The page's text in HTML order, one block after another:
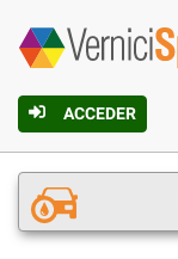
ACCEDER